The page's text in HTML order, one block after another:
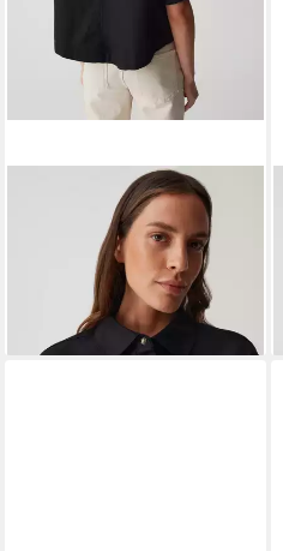
Kurzarmbluse FRINGO
Boxy Fit aus Leinen Mix
ab 59,99 € UVP 79,99 €